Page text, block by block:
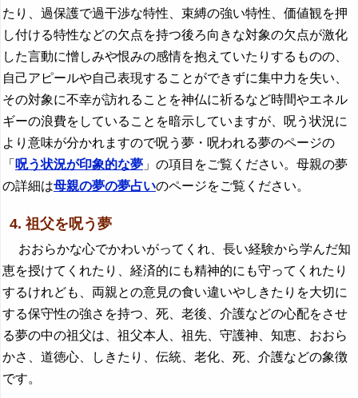
たり、過保護で過干渉な特性、束縛の強い特性、価値観を押
し付ける特性などの欠点を持つ後ろ向きな対象の欠点が激化
した言動に憎しみや恨みの感情を抱えていたりするものの、
自己アピールや自己表現することができずに集中力を失い、
その対象に不幸が訪れることを神仏に祈るなど時間やエネル
ギーの浪費をしていることを暗示していますが、呪う状況に
より意味が分かれますので呪う夢・呪われる夢のページの
「 呪う状況が印象的な夢 」の項目をご覧ください。母親の夢
の詳細は母親の夢の夢占いのページをご覧ください。
4. 祖父を呪う夢
おおらかな心でかわいがってくれ、長い経験から学んだ知
恵を授けてくれたり、経済的にも精神的にも守ってくれたり
するけれども、両親との意見の食い違いやしきたりを大切に
する保守性の強さを持つ、死、老後、介護などの心配をさせ
る夢の中の祖父は、祖父本人、祖先、守護神、知恵、おおら
かさ、道徳心、しきたり、伝統、老化、死、介護などの象徴
です。